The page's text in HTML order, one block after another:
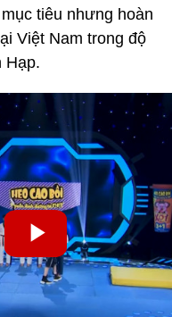
tiêu nhưng hoàn
Việt Nam trong độ
Hạp.